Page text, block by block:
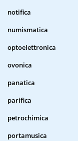
notifica
numismatica
optoelettronica
ovonica
panatica
parifica
petrochimica
portamusica